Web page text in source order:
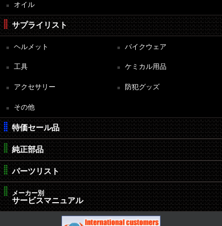
オイル
サプライリスト
ヘルメット バイクウェア
工具 ケミカル用品
アクセサリー 防犯グッズ
その他
特価セール品
純正部品
パーツリスト
メーカー別
サービスマニュアル